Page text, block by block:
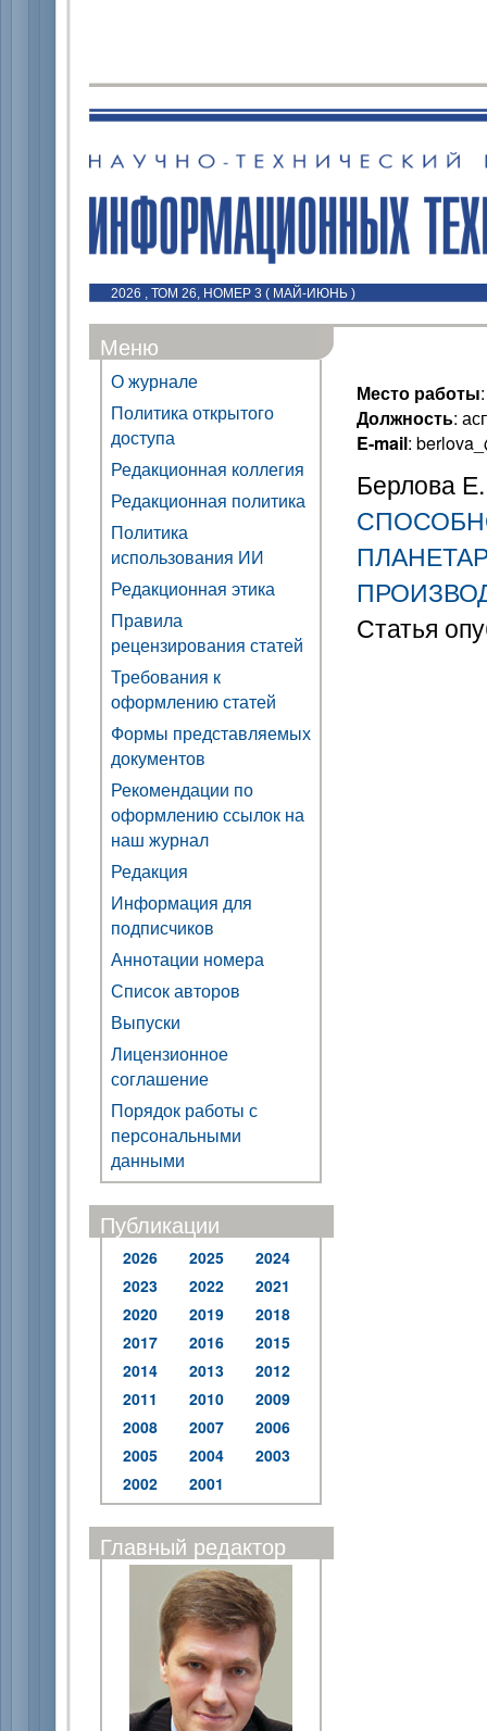
2026 , ТОМ 26, НОМЕР 3 ( МАЙ-ИЮНЬ )
Меню
О журнале
Политика открытого
доступа
Редакционная коллегия
Редакционная политика
Политика
использования ИИ
Редакционная этика
Правила
рецензирования статей
Требования к
оформлению статей
Формы представляемых
документов
Рекомендации по
оформлению ссылок на
наш журнал
Редакция
Информация для
подписчиков
Аннотации номера
Список авторов
Выпуски
Лицензионное
соглашение
Порядок работы с
персональными
данными
Публикации
2026 2025
2024
2023
2022
2021
2020
2019
2018
2017
2016
2015
2014
2013
2012
2011
2010
2009
2008
2007
2006
2005
2004
2003
2002
2001
Главный редактор
Место работы
Должность:
E-mail:
Берлова
Статья